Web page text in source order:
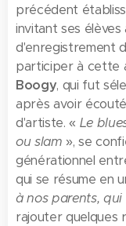
précédent
invitant ses
d'enregistrement
participer à cette
Boogy, qui fut
après avoir
d'artiste. « Le
ou slam», se
générationnel
qui se résume en
à nos parents,
rajouter quelques